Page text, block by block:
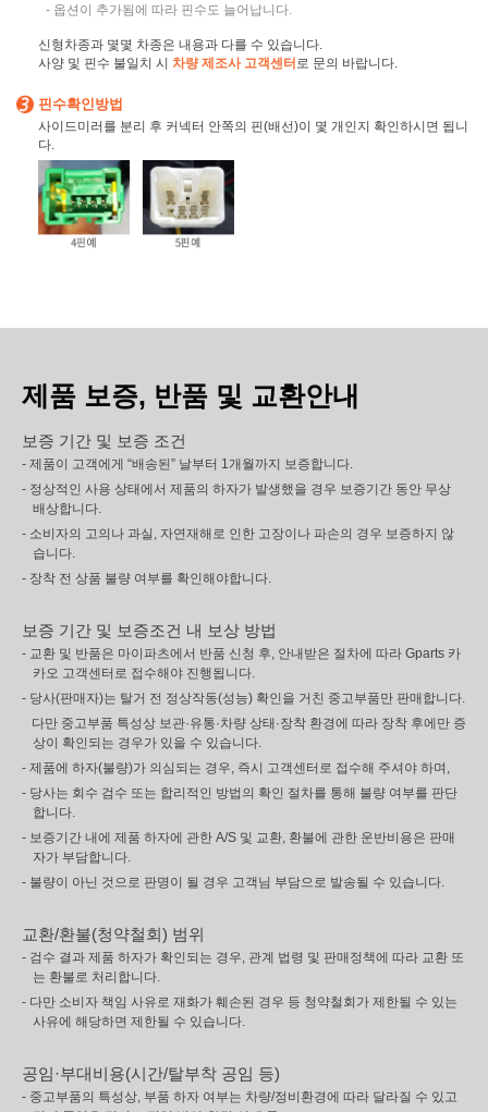
- 옵션이 추가됨에 따라 핀수도 늘어납니다.
신형차종과 몇몇 차종은 내용과 다를 수 있습니다.
사양 및 핀수 불일치 시 차량 제조사 고객센터 로 문의 바랍니다.
핀수확인방법
사이드미러를 분리 후 커넥터 안쪽의 핀(배선)이 몇 개인지 확인하시면 됩니
다.
제품 보증, 반품 및 교환안내
보증 기간 및 보증 조건
- 제품이 고객에게 “배송된” 날부터 1개월까지 보증합니다.
- 정상적인 사용 상태에서 제품의 하자가 발생했을 경우 보증기간 동안 무상
배상합니다.
- 소비자의 고의나 과실, 자연재해로 인한 고장이나 파손의 경우 보증하지 않
습니다.
- 장착 전 상품 불량 여부를 확인해야합니다.
보증 기간 및 보증조건 내 보상 방법
- 교환 및 반품은 마이파츠에서 반품 신청 후, 안내받은 절차에 따라 Gparts 카
카오 고객센터로 접수해야 진행됩니다.
- 당사(판매자)는 탈거 전 정상작동(성능) 확인을 거친 중고부품만 판매합니다.
다만 중고부품 특성상 보관·유통·차량 상태·장착 환경에 따라 장착 후에만 증
상이 확인되는 경우가 있을 수 있습니다.
- 제품에 하자(불량)가 의심되는 경우, 즉시 고객센터로 접수해 주셔야 하며,
- 당사는 회수 검수 또는 합리적인 방법의 확인 절차를 통해 불량 여부를 판단
합니다.
- 보증기간 내에 제품 하자에 관한 A/S 및 교환, 환불에 관한 운반비용은 판매
자가 부담합니다.
- 불량이 아닌 것으로 판명이 될 경우 고객님 부담으로 발송될 수 있습니다.
교환/환불(청약철회) 범위
- 검수 결과 제품 하자가 확인되는 경우, 관계 법령 및 판매정책에 따라 교환 또
는 환불로 처리합니다.
- 다만 소비자 책임 사유로 재화가 훼손된 경우 등 청약철회가 제한될 수 있는
사유에 해당하면 제한될 수 있습니다.
공임·부대비용(시간/탈부착 공임 등)
- 중고부품의 특성상, 부품 하자 여부는 차량/정비환경에 따라 달라질 수 있고